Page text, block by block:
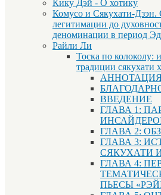
Кику Дэй - О хотику
Комусо и Сякухати-Дзэн.
легитимации до
деноминации в период
Райли Ли
Тоска по колоколу:
традиции сякухати
ВВЕДЕНИЕ
ГЛАВА 1:
ГЛАВА 2:
ГЛАВА 3:
СЯКУХАТИ
ГЛАВА 4:
ПЬЕСЫ